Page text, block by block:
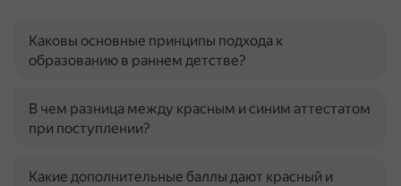
Каковы основные принципы подхода к
образованию в раннем детстве?
В чем разница между красным и синим аттестатом
при поступлении?
Какие дополнительные баллы дают красный и